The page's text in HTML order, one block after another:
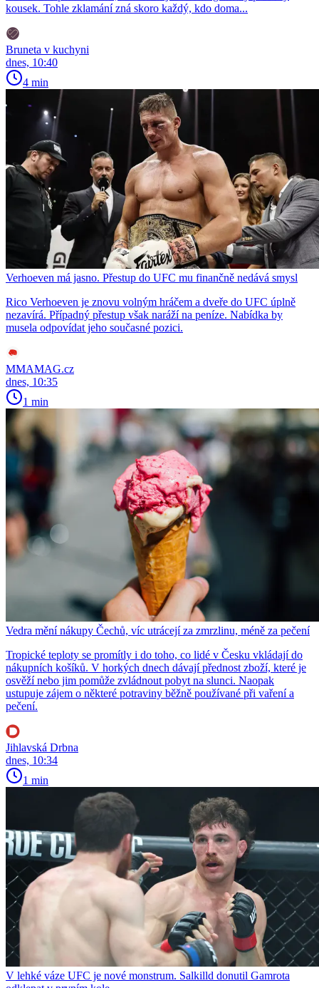
kousek. Tohle zklamání zná skoro každý, kdo doma...
Bruneta v kuchyni
dnes, 10:40
4 min
Verhoeven má jasno. Přestup do UFC mu finančně nedává smysl
Rico Verhoeven je znovu volným hráčem a dveře do UFC úplně
nezavírá. Případný přestup však naráží na peníze. Nabídka by
musela odpovídat jeho současné pozici.
MMAMAG.cz
dnes, 10:35
1 min
Vedra mění nákupy Čechů, víc utrácejí za zmrzlinu, méně za pečení
Tropické teploty se promítly i do toho, co lidé v Česku vkládají do
nákupních košíků. V horkých dnech dávají přednost zboží, které je
osvěží nebo jim pomůže zvládnout pobyt na slunci. Naopak
ustupuje zájem o některé potraviny běžně používané při vaření a
pečení.
Jihlavská Drbna
dnes, 10:34
1 min
V lehké váze UFC je nové monstrum. Salkilld donutil Gamrota